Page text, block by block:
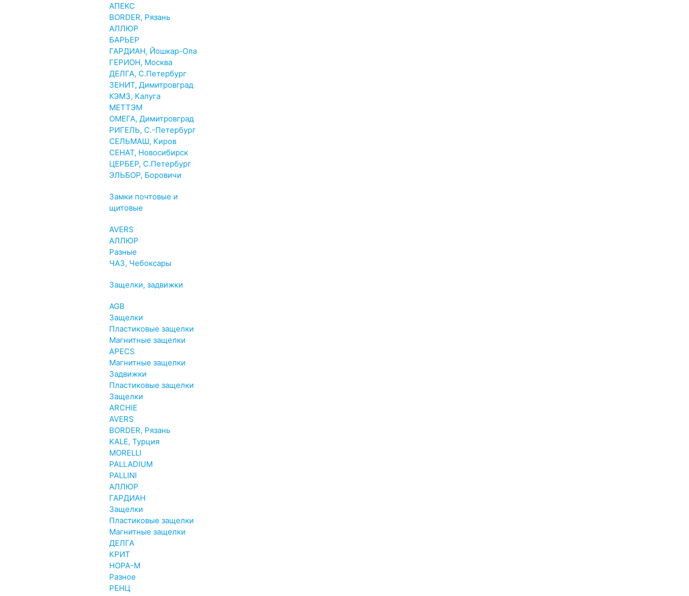
АПЕКС
BORDER, Рязань
АЛЛЮР
БАРЬЕР
ГАРДИАН, Йошкар-Ола
ГЕРИОН, Москва
ДЕЛГА, С.Петербург
ЗЕНИТ, Димитровград
КЭМЗ, Калуга
МЕТТЭМ
ОМЕГА, Димитровград
РИГЕЛЬ, С.-Петербург
СЕЛЬМАШ, Киров
СЕНАТ, Новосибирск
ЦЕРБЕР, С.Петербург
ЭЛЬБОР, Боровичи
Замки почтовые и
щитовые
AVERS
АЛЛЮР
Разные
ЧАЗ, Чебоксары
Защелки, задвижки
AGB
Защелки
Пластиковые защелки
Магнитные защелки
APECS
Магнитные защелки
Задвижки
Пластиковые защелки
Защелки
ARCHIE
AVERS
BORDER, Рязань
KALE, Турция
MORELLI
PALLADIUM
PALLINI
АЛЛЮР
ГАРДИАН
Защелки
Пластиковые защелки
Магнитные защелки
ДЕЛГА
КРИТ
НОРА-М
Разное
РЕНЦ